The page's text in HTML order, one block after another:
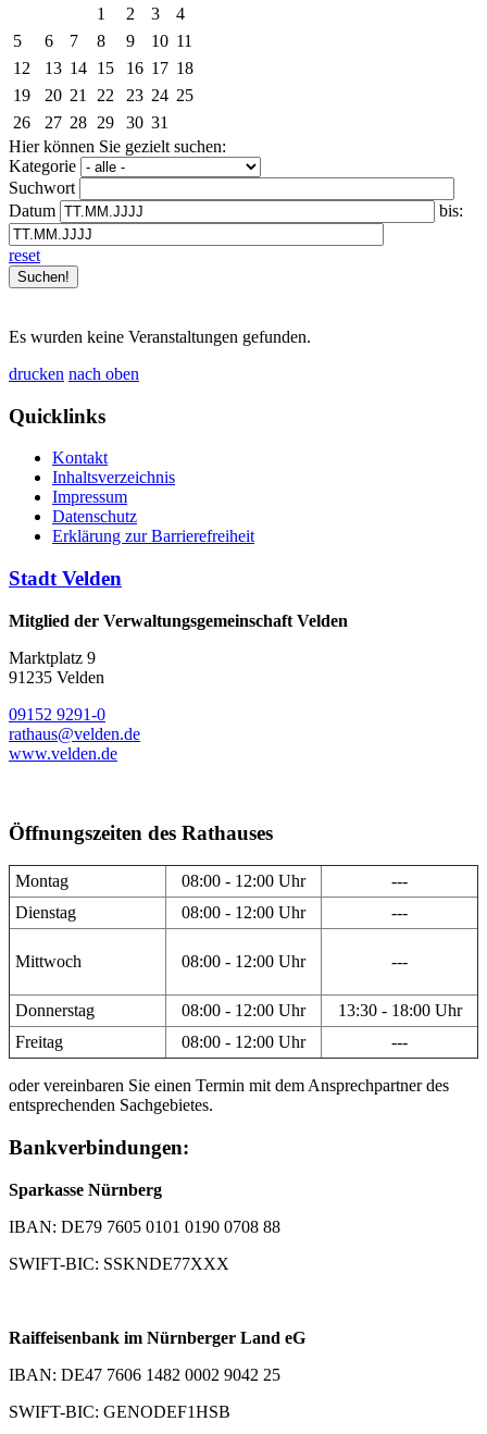
1
2 3
4
5
6 7 8 9 10 11
12
13 14 15 16 17 18
19
20 21 22 23 24 25
26
27 28 29 30 31
Hier können Sie gezielt suchen:
Kategorie
Suchwort
Datum
bis:
reset
Es wurden keine Veranstaltungen gefunden.
drucken nach oben
Quicklinks
Kontakt
Inhaltsverzeichnis
Impressum
Datenschutz
Erklärung zur Barrierefreiheit
Stadt Velden
Mitglied der Verwaltungsgemeinschaft Velden
Marktplatz 9
91235 Velden
09152 9291-0
rathaus@velden.de
www.velden.de
Öffnungszeiten des Rathauses
Montag 08:00 - 12:00 Uhr
---
Dienstag
08:00 - 12:00 Uhr ---
Mittwoch 08:00 - 12:00 Uhr ---
Donnerstag 08:00 - 12:00 Uhr
13:30 - 18:00 Uhr
Freitag
08:00 - 12:00 Uhr ---
oder vereinbaren Sie einen Termin mit dem Ansprechpartner des
entsprechenden Sachgebietes.
Bankverbindungen:
Sparkasse Nürnberg
IBAN: DE79 7605 0101 0190 0708 88
SWIFT-BIC: SSKNDE77XXX
Raiffeisenbank im Nürnberger Land eG
IBAN: DE47 7606 1482 0002 9042 25
SWIFT-BIC: GENODEF1HSB